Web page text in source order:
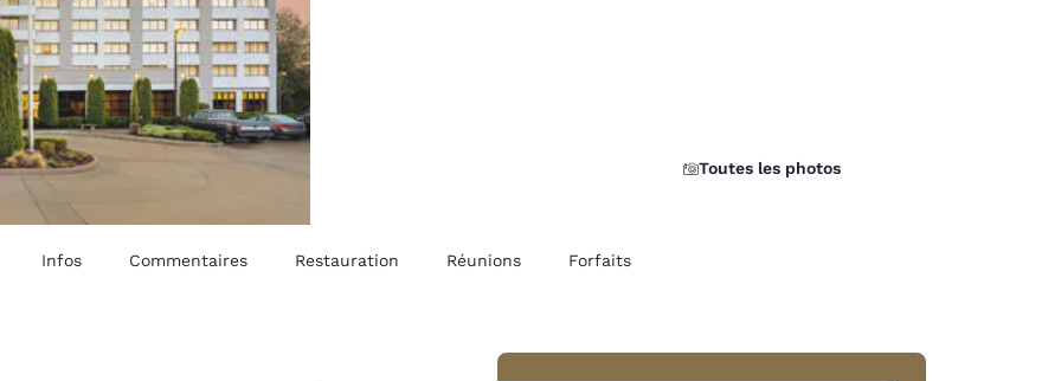
Toutes les photos
Infos Commentaires Restauration Réunions Forfaits